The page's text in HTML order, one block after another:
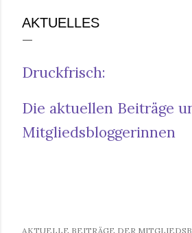
AKTUELLES
Druckfrisch:
Die aktuellen Beiträge
Mitgliedsbloggerinnen
AKTUELLE BEITRÄGE DER